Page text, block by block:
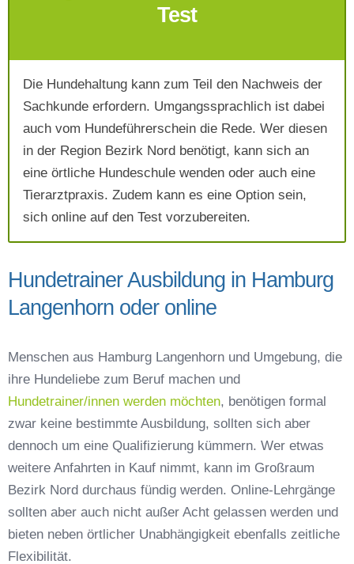
Mit Absenden der Daten akzeptiere ich die
AGB`s.
Absenden
Test
Die Hundehaltung kann zum Teil den Nachweis der
Sachkunde erfordern. Umgangssprachlich ist dabei
auch vom Hundeführerschein die Rede. Wer diesen
in der Region Bezirk Nord benötigt, kann sich an
eine örtliche Hundeschule wenden oder auch eine
Tierarztpraxis. Zudem kann es eine Option sein,
sich online auf den Test vorzubereiten.
Hundetrainer Ausbildung in Hamburg
Langenhorn oder online
Menschen aus Hamburg Langenhorn und Umgebung, die
ihre Hundeliebe zum Beruf machen und
Hundetrainer/innen werden möchten, benötigen formal
zwar keine bestimmte Ausbildung, sollten sich aber
dennoch um eine Qualifizierung kümmern. Wer etwas
weitere Anfahrten in Kauf nimmt, kann im Großraum
Bezirk Nord durchaus fündig werden. Online-Lehrgänge
sollten aber auch nicht außer Acht gelassen werden und
bieten neben örtlicher Unabhängigkeit ebenfalls zeitliche
Flexibilität.